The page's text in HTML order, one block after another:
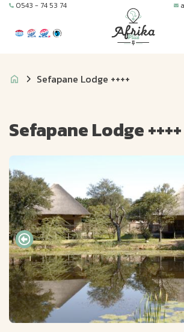
0543 - 74 53 74
Sefapane Lodge ++++
Sefapane Lodge ++++